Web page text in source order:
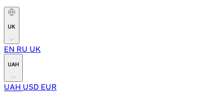
UK
EN RU UK
UAH
UAH USD EUR